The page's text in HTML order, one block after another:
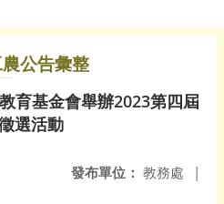
公告彙整
育基金會舉辦2023第四屆
選活動
發布單位： 教務處 |